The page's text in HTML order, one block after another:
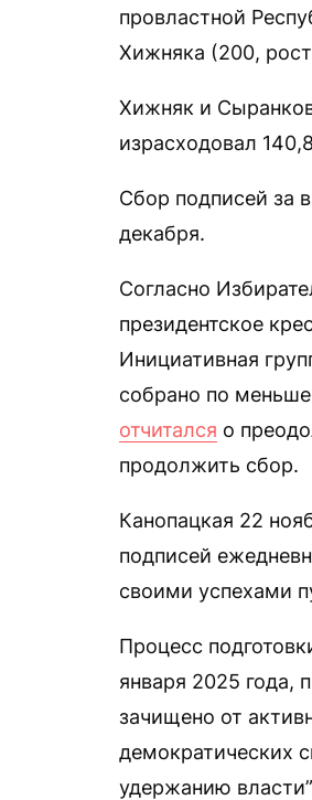
провластной
Хижняка (200, рост
Хижняк и
израсходовал
Сбор подписей за
декабря.
Согласно
президентское
Инициативная
собрано по
отчитался о
продолжить сбор.
Канопацкая 22
подписей
своими успехами
Процесс
января 2025 года,
зачищено от
демократических
удержанию